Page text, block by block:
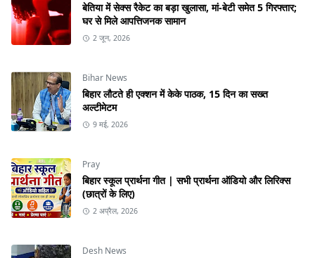
बेतिया में सेक्स रैकेट का बड़ा खुलासा, मां-बेटी समेत 5 गिरफ्तार;
घर से मिले आपत्तिजनक सामान
2 जून, 2026
Bihar News
बिहार लौटते ही एक्शन में केके पाठक, 15 दिन का सख्त
अल्टीमेटम
9 मई, 2026
Pray
बिहार स्कूल प्रार्थना गीत | सभी प्रार्थना ऑडियो और लिरिक्स
(छात्रों के लिए)
2 अप्रैल, 2026
Desh News